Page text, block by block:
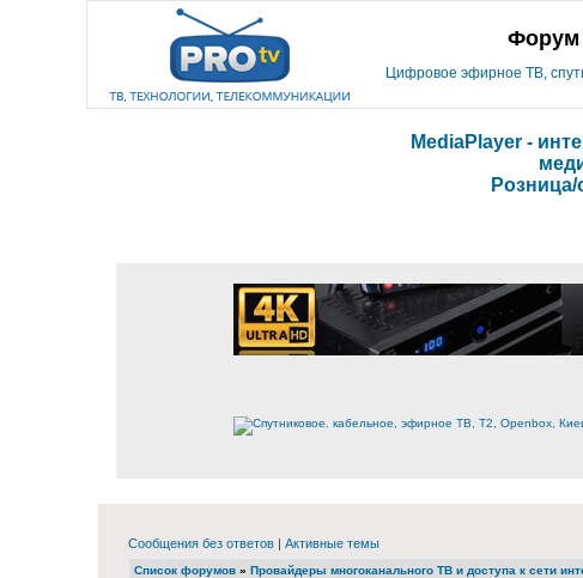
Форум
Цифровое эфирное ТВ,
MediaPlayer -
Розница/
Сообщения без ответов | Активные темы
Список форумов » Провайдеры многоканального ТВ и доступа к сети